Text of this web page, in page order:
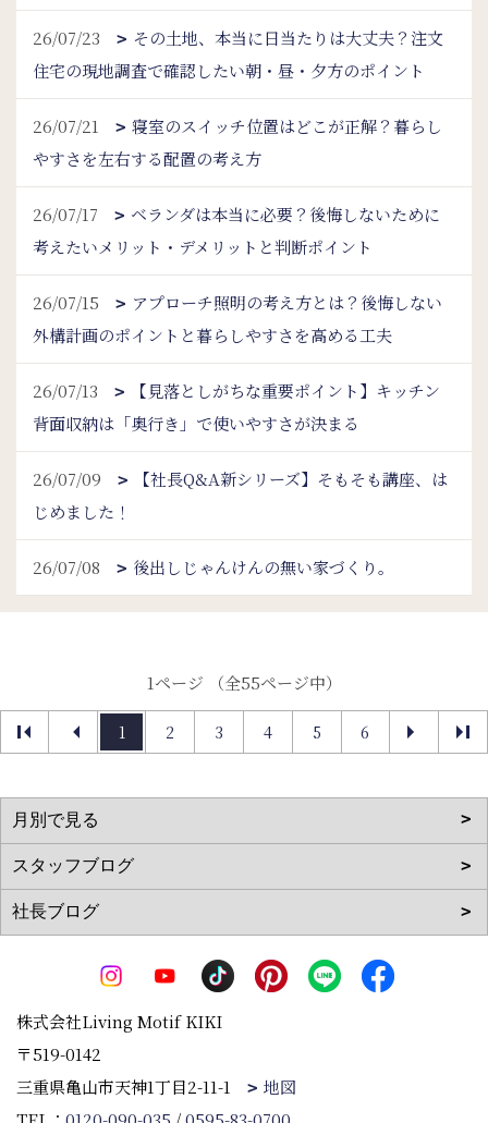
26/07/23
その土地、本当に日当たりは大丈夫？注文
住宅の現地調査で確認したい朝・昼・夕方のポイント
26/07/21
寝室のスイッチ位置はどこが正解？暮らし
やすさを左右する配置の考え方
26/07/17
ベランダは本当に必要？後悔しないために
考えたいメリット・デメリットと判断ポイント
26/07/15
アプローチ照明の考え方とは？後悔しない
外構計画のポイントと暮らしやすさを高める工夫
26/07/13
【見落としがちな重要ポイント】キッチン
背面収納は「奥行き」で使いやすさが決まる
26/07/09
【社長Q&A新シリーズ】そもそも講座、は
じめました！
26/07/08 後出しじゃんけんの無い家づくり。
1ページ （全55ページ中）
1 2 3 4 5 6
株式会社Living Motif KIKI
〒519-0142
三重県亀山市天神1丁目2-11-1
地図